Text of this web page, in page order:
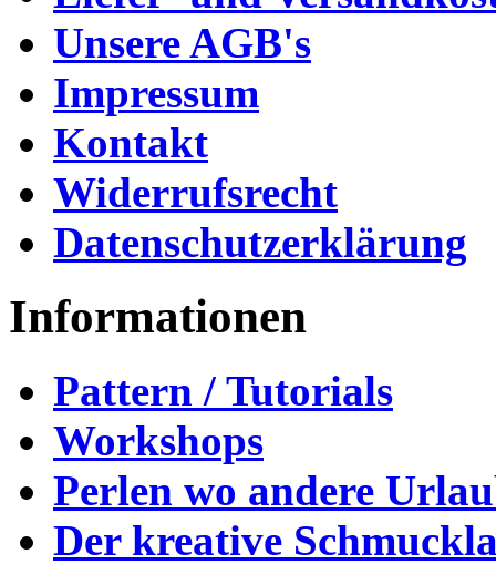
Unsere AGB's
Impressum
Kontakt
Widerrufsrecht
Datenschutzerklärung
Informationen
Pattern / Tutorials
Workshops
Perlen wo andere
Der kreative